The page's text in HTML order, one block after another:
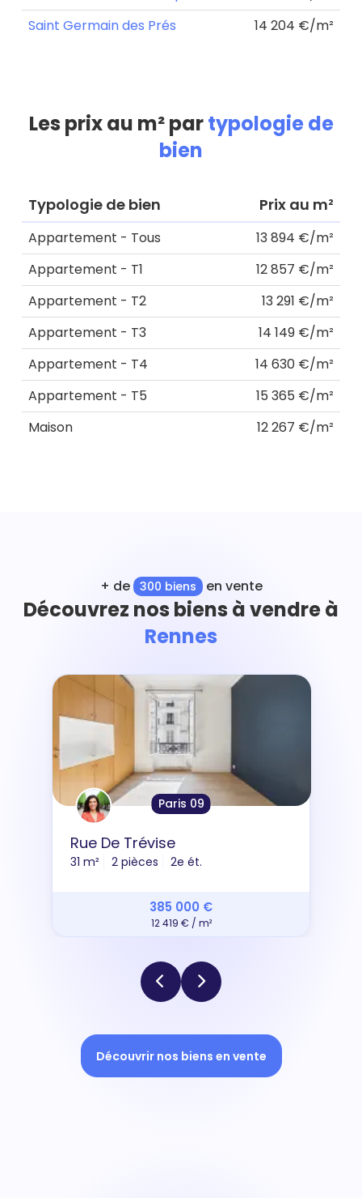
Saint Germain des Prés
14 204 €/m²
Les prix au m² partypologie de
bien
Typologie de bien Prix au m²
Appartement - Tous
13 894 €/m²
Appartement - T1
12 857 €/m²
Appartement - T2
13 291 €/m²
Appartement - T3
14 149 €/m²
Appartement - T4
14 630 €/m²
Appartement - T5
15 365 €/m²
Maison
12 267 €/m²
+ de 300 biens en vente
Découvrez nos biens à vendre à
Rennes
Paris 09
Rue De Trévise
31 m² 2 pièces 2e ét.
385 000 €
12 419 € / m²
Découvrir nos biens en vente